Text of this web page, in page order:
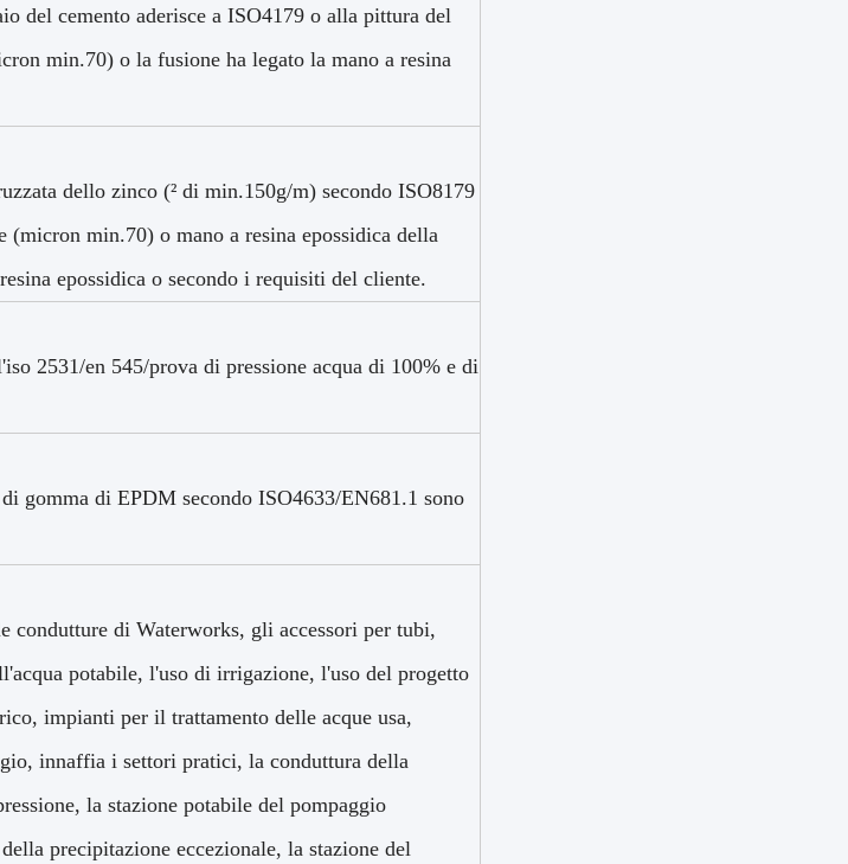
del cemento aderisce a ISO4179 o alla pittura del
min.70) o la fusione ha legato la mano a resina
dello zinco (² di min.150g/m) secondo ISO8179
(micron min.70) o mano a resina epossidica della
epossidica o secondo i requisiti del cliente.
2531/en 545/prova di pressione acqua di 100% e di
gomma di EPDM secondo ISO4633/EN681.1 sono
condutture di Waterworks, gli accessori per tubi,
potabile, l'uso di irrigazione, l'uso del progetto
impianti per il trattamento delle acque usa,
innaffia i settori pratici, la conduttura della
la stazione potabile del pompaggio
precipitazione eccezionale, la stazione del